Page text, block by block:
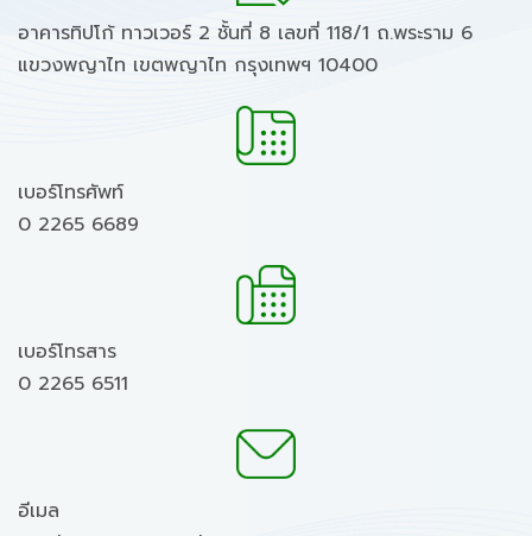
อาคารทิปโก้ ทาวเวอร์ 2 ชั้นที่ 8 เลขที่ 118/1 ถ.พระราม 6
แขวงพญาไท เขตพญาไท กรุงเทพฯ 10400
เบอร์โทรศัพท์
0 2265 6689
เบอร์โทรสาร
0 2265 6511
อีเมล